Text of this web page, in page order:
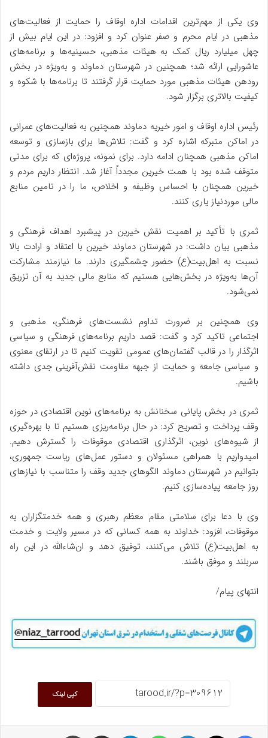
وی یکی از مهم‌ترین اقدامات اداره اوقاف را حمایت از فعالیت‌های
مذهبی در ایام محرم و صفر عنوان کرد و افزود: در این ایام بیش از
چهل میلیارد ریال کمک به هیئات مذهبی، حسینیه‌ها و برنامه‌های
عاشورایی ارائه شد؛ همچنین در شهرستان دماوند و به‌ویژه در بخش
رودهن هیئات مذهبی مورد حمایت قرار گرفتند تا برنامه‌ها با شکوه و
کیفیت بالاتری برگزار شود.
رئیس اداره اوقاف و امور خیریه دماوند همچنین به فعالیت‌های عمرانی
در اماکن متبرکه اشاره کرد و گفت: تلاش‌ها برای بازسازی و توسعه
اماکن مذهبی همچنان ادامه دارد. برای نمونه، پروژه‌ای که برای مدتی
متوقف شده بود با همت خیرین مجدداً آغاز شد. انتظار داریم مردم و
خیرین همچنان با احساس وظیفه و اخلاص، ما را در تامین منابع
مالی موردنیاز یاری کنند.
ثمری با تأکید بر اهمیت نقش خیرین در پیشبرد اهداف فرهنگی و
مذهبی بیان داشت: در شهرستان دماوند خیرین با اعتقاد و ارادت بالا
نسبت به اهل‌بیت(ع) حضور چشمگیری دارند. ما نیازمند مشارکت
آن‌ها به‌ویژه در بخش‌هایی هستیم که منابع مالی جدید به آن تزریق
نمی‌شود.
وی همچنین بر ضرورت تداوم نشست‌های فرهنگی، مذهبی و
اجتماعی تاکید کرد و گفت: قصد داریم برنامه‌های فرهنگی و سیاسی
اثرگذار را در قالب گفتمان‌های عمومی تقویت کنیم تا در ارتقای معنوی
و سیاسی جامعه و حمایت از جبهه مقاومت نقش‌آفرینی جدی داشته
باشیم.
ثمری در بخش پایانی سخنانش به برنامه‌های نوین اقتصادی در حوزه
وقف پرداخت و تصریح کرد: در حال برنامه‌ریزی هستیم تا با بهره‌گیری
از شیوه‌های نوین، اثرگذاری اقتصادی موقوفات را گسترش دهیم.
امیدواریم با همراهی مسئولان و دستور عمل‌های ریاست جمهوری،
بتوانیم در شهرستان دماوند الگوهای جدید وقف را متناسب با نیازهای
روز جامعه پیاده‌سازی کنیم.
وی با دعا برای سلامتی مقام معظم رهبری و همه خدمتگزاران به
موقوفات، افزود: خداوند به همه کسانی که در مسیر ولایت و خدمت
به اهل‌بیت(ع) تلاش می‌کنند، توفیق دهد و ان‌شاءالله در این راه
سربلند و موفق باشند.
انتهای پیام/
کپی لینک